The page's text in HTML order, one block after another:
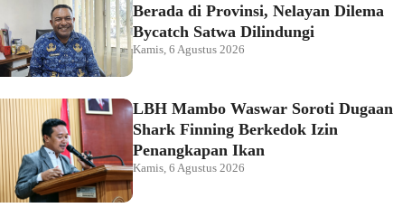
Berada di Provinsi, Nelayan Dilema
Bycatch Satwa Dilindungi
Kamis, 6 Agustus 2026
LBH Mambo Waswar Soroti Dugaan
Shark Finning Berkedok Izin
Penangkapan Ikan
Kamis, 6 Agustus 2026